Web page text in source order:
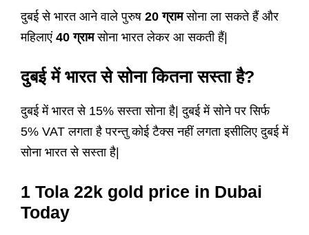
दुबई से भारत आने वाले पुरुष 20 ग्रामसोना ला सकते हैं और
महिलाएं 40 ग्रामसोना भारत लेकर आ सकती हैं|
दुबई में भारत सेसोना कितना सस्ता है?
दुबई में भारत से 15% सस्ता सोना है| दुबई में सोने पर सिर्फ
5% VAT लगता है परन्तु कोई टैक्स नहीं लगता इसीलिए दुबई में
सोना भारत से सस्ता है|
1 Tola 22k gold price in Dubai
Today